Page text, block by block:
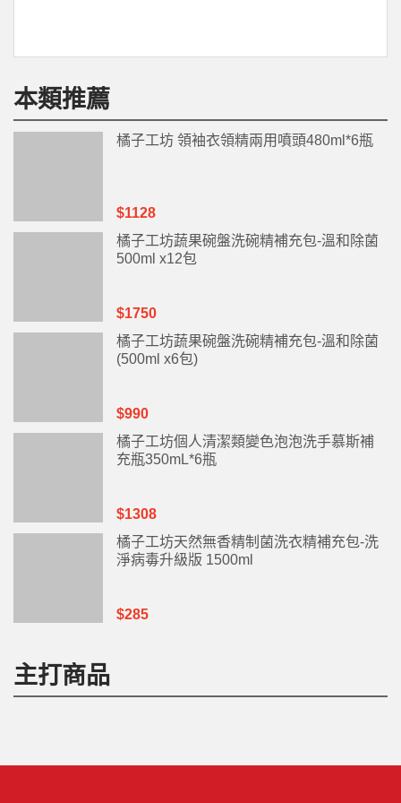
本類推薦
橘子工坊 領袖衣領精兩用噴頭480ml*6瓶
$1128
橘子工坊蔬果碗盤洗碗精補充包-溫和除菌
500ml x12包
$1750
橘子工坊蔬果碗盤洗碗精補充包-溫和除菌
(500ml x6包)
$990
橘子工坊個人清潔類變色泡泡洗手慕斯補
充瓶350mL*6瓶
$1308
橘子工坊天然無香精制菌洗衣精補充包-洗
淨病毒升級版 1500ml
$285
主打商品